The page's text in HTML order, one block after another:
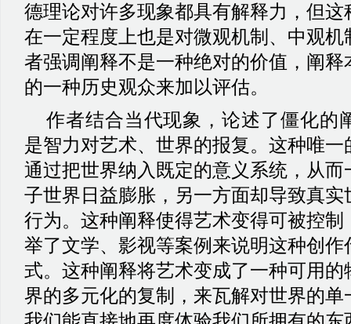
德理论对许多现象都具有解释力，但
在一定程度上也是对微观机制、中观
者强调阐释不是一种绝对的价值，阐
的一种历史观众来加以评估。
作者结合当代现象，论述了僵化的
是智力对艺术、世界的报复。这种唯
通过把世界纳入既定的意义系统，从
子世界日益膨胀，另一方面却导致真
行为。这种阐释使得艺术变得可被控
举了文学、影视等案例来说明这种创
式。这种阐释将艺术变成了一种可用
界的多元化的复制，来瓦解对世界的